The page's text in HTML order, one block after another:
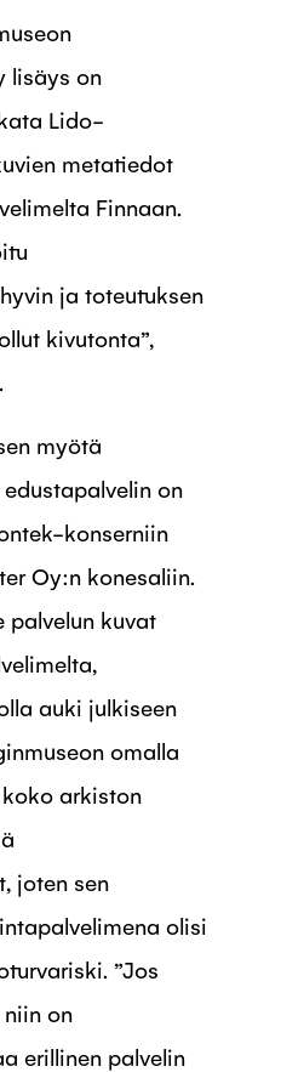
lisäys on
Lido-
metatiedot
Finnaan.
ja toteutuksen
kivutonta”,
myötä
on
konserniin
Oy:n konesaliin.
palvelun kuvat
auki julkiseen
omalla
arkiston
joten sen
olisi
”Jos
on
erillinen palvelin